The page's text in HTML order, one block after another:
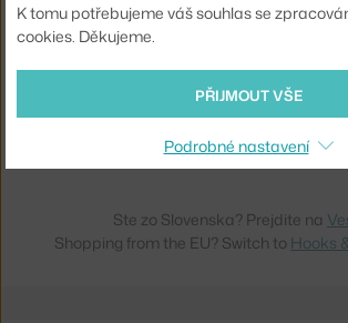
−25 %
NORMANN COPENHAGEN
Ste zo Slovenska? Prejdite na
Shopping from the EU? Switch to Hooks
K tomu potřebujeme váš souhlas se
cookies. Děkujeme.
PŘIJMOUT VŠE
Podrobné nastavení